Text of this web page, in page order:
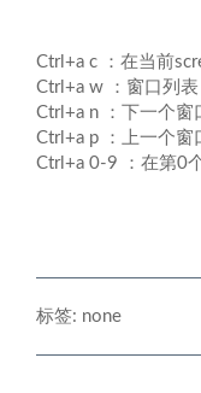
Ctrl+a c ：在当前
Ctrl+a w ：窗口列表
Ctrl+a n ：下一个窗
Ctrl+a p ：上一个窗
Ctrl+a 0-9 ：在第0
标签: none